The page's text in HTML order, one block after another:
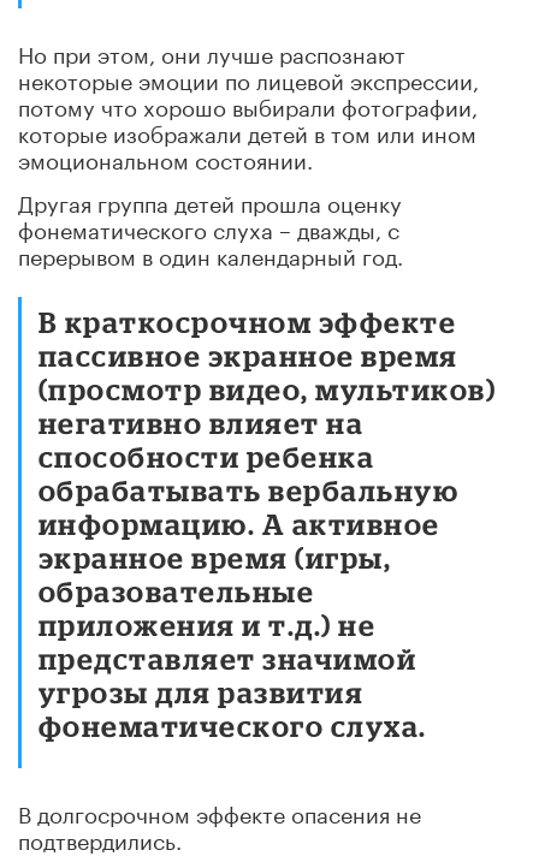
Но при этом, они лучше распознают
некоторые эмоции по лицевой экспрессии,
потому что хорошо выбирали фотографии,
которые изображали детей в том или ином
эмоциональном состоянии.
Другая группа детей прошла оценку
фонематического слуха – дважды, с
перерывом в один календарный год.
В краткосрочном эффекте
пассивное экранное время
(просмотр видео, мультиков)
негативно влияет на
способности ребенка
обрабатывать вербальную
информацию. А активное
экранное время (игры,
образовательные
приложения и т.д.) не
представляет значимой
угрозы для развития
фонематического слуха.
В долгосрочном эффекте опасения не
подтвердились.